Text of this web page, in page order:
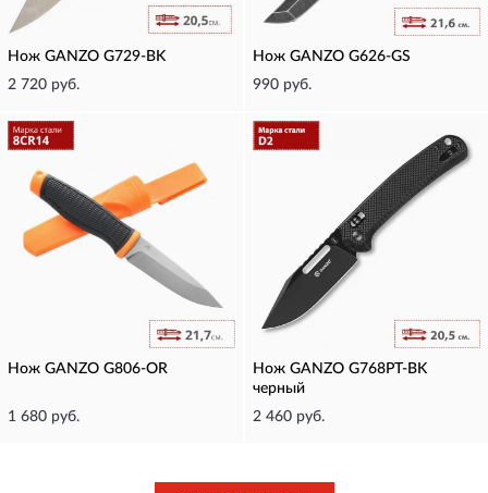
Нож GANZO G729-BK
2 720 руб.
Нож GANZO G626-GS
990 руб.
Нож GANZO G806-OR
1 680 руб.
Нож GANZO G768PT-BK
черный
2 460 руб.